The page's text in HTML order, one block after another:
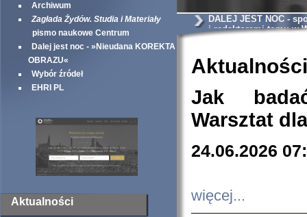
Archiwum
Zagłada Żydów. Studia i Materiały
pismo naukowe Centrum
Dalej jest noc - »Nieudana KOREKTA
OBRAZU«
Wybór źródeł
EHRI PL
Aktualności
DALEJ JEST NOC -
i redaktorami tomu w
Aktualności
Jak
Warsztat
24.06.2026
więcej...